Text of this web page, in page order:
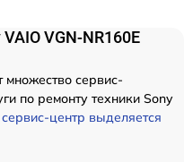
VGN-NR160E
множество сервис-
по ремонту техники Sony
центр выделяется